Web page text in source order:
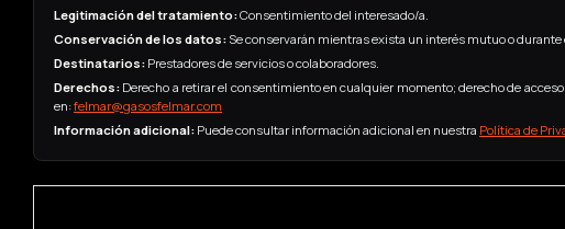
Legitimación del tratamiento:Consentimiento del interesado/a.
Conservación de los datos: Se conservarán mientras exista un interés mutuo o
Destinatarios: Prestadores de servicios o colaboradores.
Derechos: Derecho a retirar el consentimiento en cualquier momento; derecho de
en:felmar@gasosfelmar.com
Información adicional: Puede consultar información adicional en nuestra Política de